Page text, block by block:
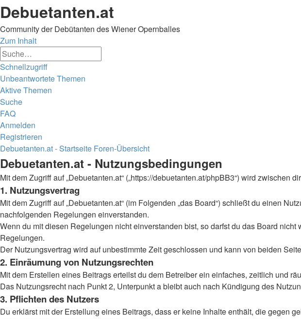
Debuetanten.at
Community der Debütanten des Wiener Opernballes
Zum Inhalt
Schnellzugriff
Unbeantwortete Themen
Aktive Themen
Suche
FAQ
Anmelden
Registrieren
Debuetanten.at - Startseite Foren-Übersicht
Suche
Debuetanten.at - Nutzungsbedingungen
Mit dem Zugriff auf „Debuetanten.at“ („https://debuetanten.at/phpBB3“) wird
1. Nutzungsvertrag
Mit dem Zugriff auf „Debuetanten.at“ (im Folgenden „das Board“) schließt du einen
nachfolgenden Regelungen einverstanden.
Wenn du mit diesen Regelungen nicht einverstanden bist, so darfst du das Board
Regelungen.
Der Nutzungsvertrag wird auf unbestimmte Zeit geschlossen und kann von beiden
2. Einräumung von Nutzungsrechten
Mit dem Erstellen eines Beitrags erteilst du dem Betreiber ein einfaches, zeitlich und
Das Nutzungsrecht nach Punkt 2, Unterpunkt a bleibt auch nach Kündigung des
3. Pflichten des Nutzers
Du erklärst mit der Erstellung eines Beitrags, dass er keine Inhalte enthält, die gegen